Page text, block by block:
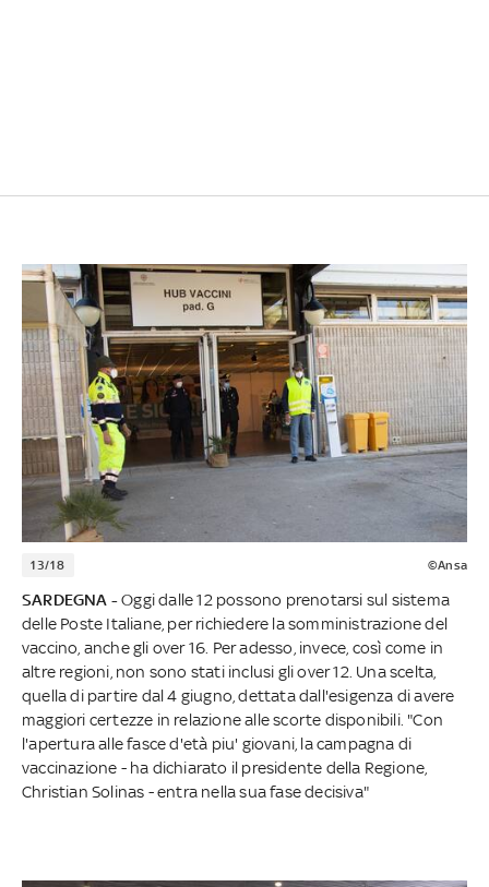
13/18 ©Ansa
SARDEGNA -Oggi dalle 12 possono prenotarsi sul sistema
delle Poste Italiane, per richiedere la somministrazione del
vaccino, anche gli over 16. Per adesso, invece, così come in
altre regioni, non sono stati inclusi gli over 12. Una scelta,
quella di partire dal 4 giugno, dettata dall'esigenza di avere
maggiori certezze in relazione alle scorte disponibili. "Con
l'apertura alle fasce d'età piu' giovani, la campagna di
vaccinazione - ha dichiarato il presidente della Regione,
Christian Solinas - entra nella sua fase decisiva"